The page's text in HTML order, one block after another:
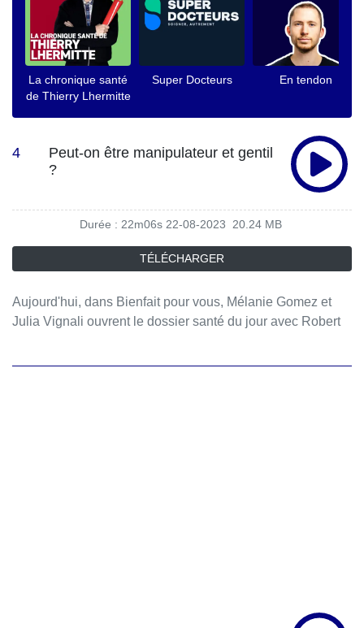
La chronique santé
de Thierry Lhermitte
Super Docteurs En tendon
4
Peut-on être manipulateur et gentil
?
Durée : 22m06s 22-08-2023 20.24 MB
TÉLÉCHARGER
Aujourd'hui, dans Bienfait pour vous, Mélanie Gomez et
Julia Vignali ouvrent le dossier santé du jour avec Robert